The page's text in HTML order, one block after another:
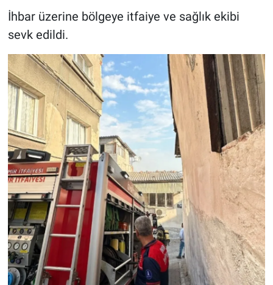
İhbar üzerine bölgeye itfaiye ve sağlık ekibi
sevk edildi.